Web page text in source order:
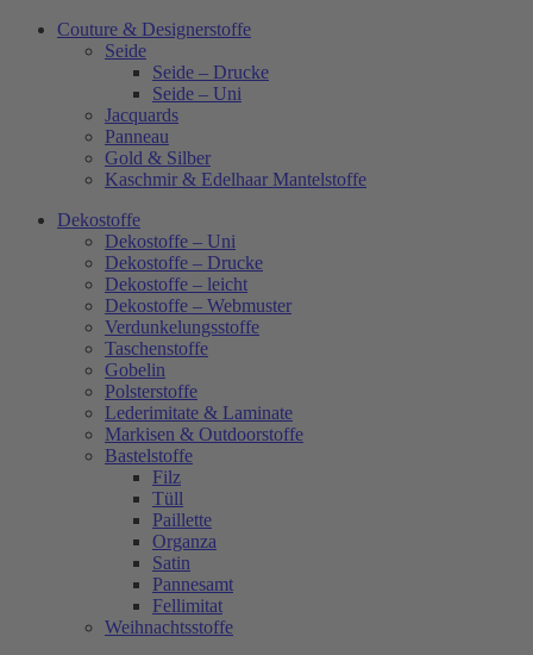
Couture & Designerstoffe
Seide
Seide – Drucke
Seide – Uni
Jacquards
Panneau
Gold & Silber
Kaschmir & Edelhaar Mantelstoffe
Dekostoffe
Dekostoffe – Uni
Dekostoffe – Drucke
Dekostoffe – leicht
Dekostoffe – Webmuster
Verdunkelungsstoffe
Taschenstoffe
Gobelin
Polsterstoffe
Lederimitate & Laminate
Markisen & Outdoorstoffe
Bastelstoffe
Filz
Tüll
Paillette
Organza
Satin
Pannesamt
Fellimitat
Weihnachtsstoffe